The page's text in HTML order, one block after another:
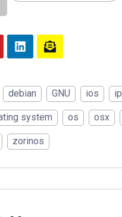
debian GNU ios
system os osx
zorinos